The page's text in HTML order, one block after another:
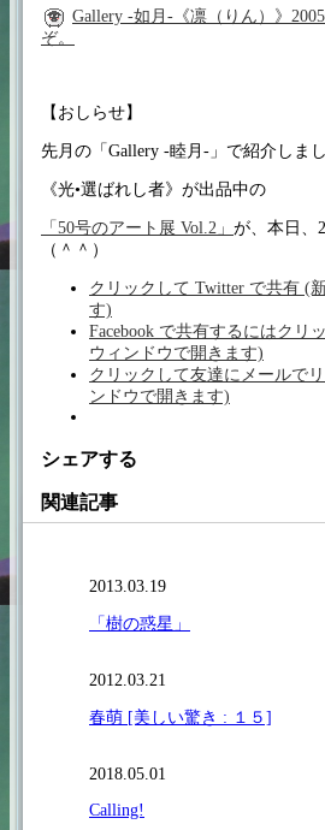
Gallery -如月-《凛（りん）》
ぞ。
【おしらせ】
先月の「Gallery -睦月-」で紹介しまし
《光•選ばれし者》が出品中の
「50号のアート展 Vol.2」 が、本日、
（＾＾）
クリックして Twitter で共有 (
す)
Facebook で共有するにはクリ
ウィンドウで開きます)
クリックして友達にメールで
ンドウで開きます)
シェアする
関連記事
2013.03.19
「樹の惑星」
2012.03.21
春萌 [美しい驚き : １５]
2018.05.01
Calling!